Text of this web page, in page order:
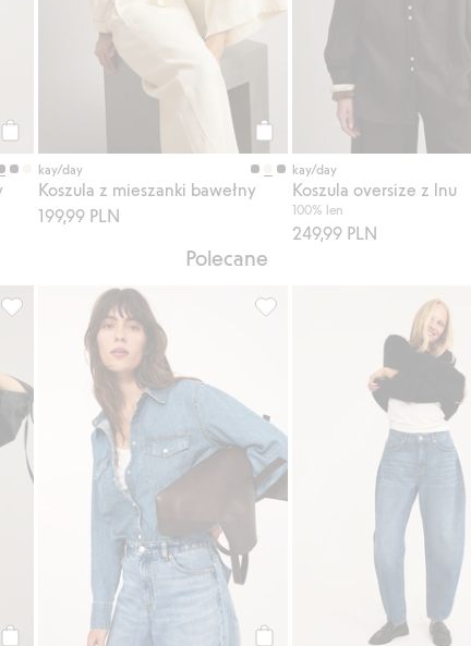
Kup
kay/day
Koszula z mieszanki bawełny
199,99 PLN
kay/day
Koszula oversize z lnu
100% len
249,99 PLN
Polecane
do listy ulubione
Bluzka lniana z wiązaniem, Dodaj do listy ulubione
Koszula dżinsowa, Dodaj do